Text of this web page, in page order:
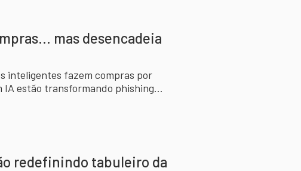
mas desencadeia
inteligentes fazem compras por
IA estão transformando phishing
redefinindo tabuleiro da